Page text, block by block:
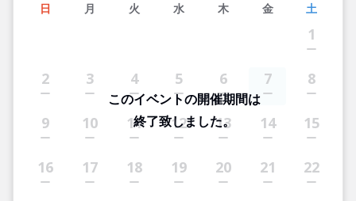
日 月 火 水 木 金 土
1
2 3 4 5 6 7 8
9 10 11 12 13 14 15
16 17 18 19 20 21 22
このイベントの開催期間は
終了致しました。